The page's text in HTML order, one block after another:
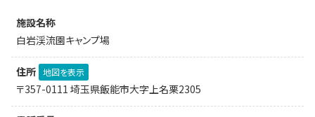
施設名称
白岩渓流園キャンプ場
住所 地図を表示
〒357-0111 埼玉県飯能市大字上名栗2305